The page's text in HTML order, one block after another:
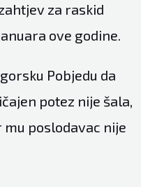
za raskid
ove godine.
Pobjedu da
potez nije šala,
mu poslodavac nije